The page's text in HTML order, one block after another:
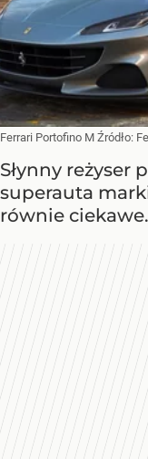
Ferrari Portofino M Źródło:
Słynny reżyser
superauta
równie ciekawe.